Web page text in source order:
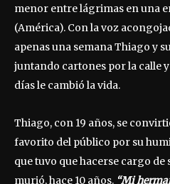
menor entre lágrimas en una
(América). Con la voz
apenas una semana Thiago y
juntando cartones por la calle
días le cambió la vida.
Thiago, con 19 años, se
favorito del público por su
que tuvo que hacerse cargo
murió, hace 10 años. “Mi